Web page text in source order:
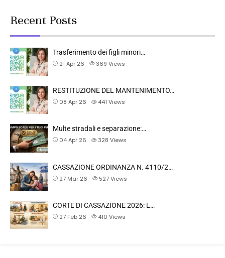
Recent Posts
Trasferimento dei figli minori…
21 Apr 26
369 Views
RESTITUZIONE DEL MANTENIMENTO…
08 Apr 26
441 Views
Multe stradali e separazione:…
04 Apr 26
328 Views
CASSAZIONE ORDINANZA N. 4110/2…
27 Mar 26
527Views
CORTE DI CASSAZIONE 2026: L…
27 Feb 26
410 Views